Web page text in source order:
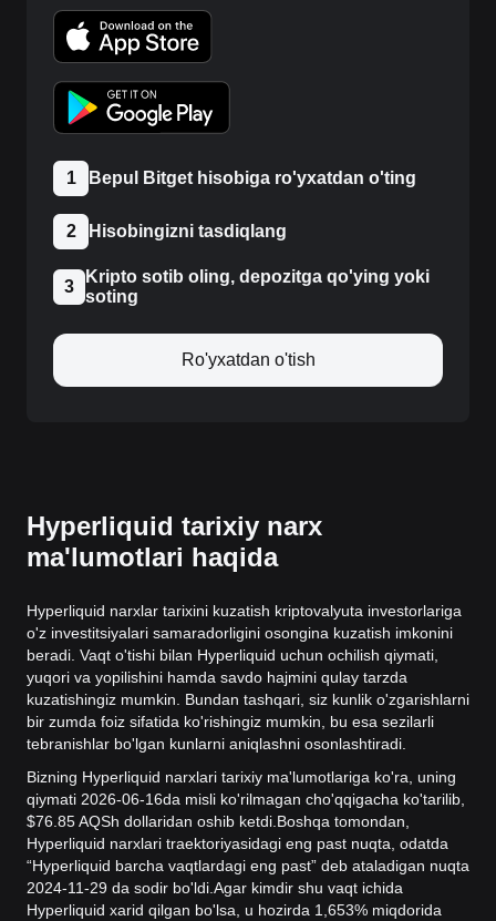
1 Bepul Bitget hisobiga ro'yxatdan o'ting
2 Hisobingizni tasdiqlang
3
Kripto sotib oling, depozitga qo'ying yoki
soting
Ro'yxatdan o'tish
Hyperliquid tarixiy narx
ma'lumotlari haqida
Hyperliquid narxlar tarixini kuzatish kriptovalyuta investorlariga
o'z investitsiyalari samaradorligini osongina kuzatish imkonini
beradi. Vaqt o'tishi bilan Hyperliquid uchun ochilish qiymati,
yuqori va yopilishini hamda savdo hajmini qulay tarzda
kuzatishingiz mumkin. Bundan tashqari, siz kunlik o'zgarishlarni
bir zumda foiz sifatida ko'rishingiz mumkin, bu esa sezilarli
tebranishlar bo'lgan kunlarni aniqlashni osonlashtiradi.
Bizning Hyperliquid narxlari tarixiy ma'lumotlariga ko'ra, uning
qiymati 2026-06-16da misli ko'rilmagan cho'qqigacha ko'tarilib,
$76.85 AQSh dollaridan oshib ketdi. Boshqa tomondan,
Hyperliquid narxlari traektoriyasidagi eng past nuqta, odatda
“Hyperliquid barcha vaqtlardagi eng past” deb ataladigan nuqta
2024-11-29 da sodir bo'ldi. Agar kimdir shu vaqt ichida
Hyperliquid xarid qilgan bo'lsa, u hozirda 1,653% miqdorida